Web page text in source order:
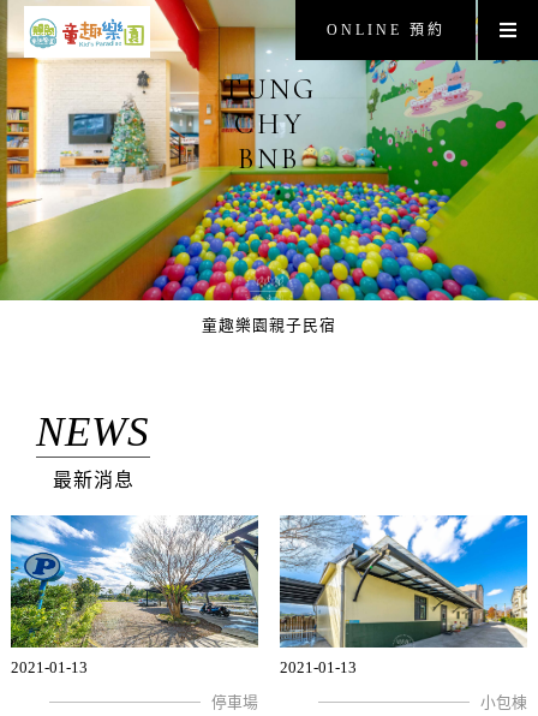
ONLINE 預約
童趣樂園親子民宿
TUNG
CHY
BNB
NEWS
最新消息
2021-01-13
停車場
2021-01-13
小包棟